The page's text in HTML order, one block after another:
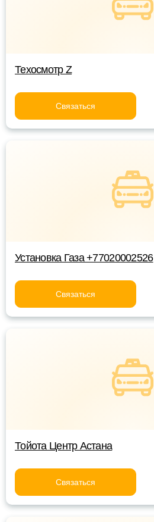
Техосмотр Z
Связаться
Установка Газа +77020002526
Связаться
Тойота Центр Астана
Связаться